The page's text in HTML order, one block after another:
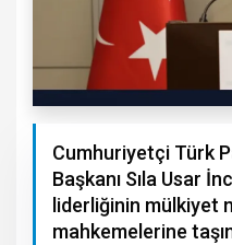
Cumhuriyetçi Türk
Başkanı Sıla Usar
liderliğinin mülkiyet
mahkemelerine